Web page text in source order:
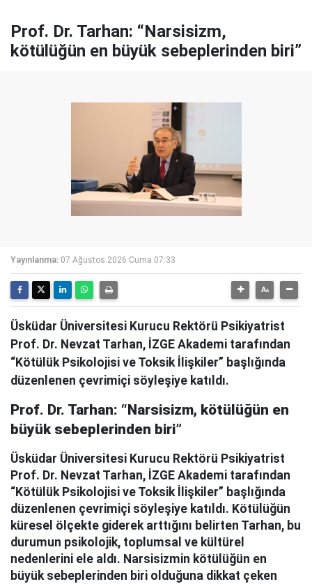
Prof. Dr. Tarhan: “Narsisizm,
kötülüğün en büyük sebeplerinden biri”
Yayınlanma: 07 Ağustos 2026 Cuma 07:33
Üsküdar Üniversitesi Kurucu Rektörü Psikiyatrist
Prof. Dr. Nevzat Tarhan, İZGE Akademi tarafından
“Kötülük Psikolojisi ve Toksik İlişkiler” başlığında
düzenlenen çevrimiçi söyleşiye katıldı.
Prof. Dr. Tarhan: “Narsisizm, kötülüğün en
büyük sebeplerinden biri”
Üsküdar Üniversitesi Kurucu Rektörü Psikiyatrist
Prof. Dr. Nevzat Tarhan, İZGE Akademi tarafından
“Kötülük Psikolojisi ve Toksik İlişkiler” başlığında
düzenlenen çevrimiçi söyleşiye katıldı. Kötülüğün
küresel ölçekte giderek arttığını belirten Tarhan, bu
durumun psikolojik, toplumsal ve kültürel
nedenlerini ele aldı. Narsisizmin kötülüğün en
büyük sebeplerinden biri olduğuna dikkat çeken